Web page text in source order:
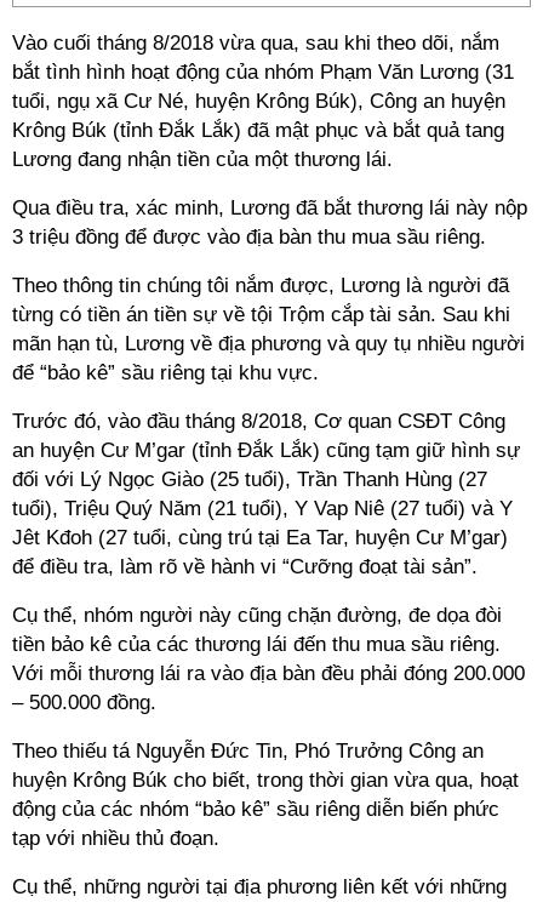
Vào cuối tháng 8/2018 vừa qua, sau khi theo dõi, nắm
bắt tình hình hoạt động của nhóm Phạm Văn Lương (31
tuổi, ngụ xã Cư Né, huyện Krông Búk), Công an huyện
Krông Búk (tỉnh Đắk Lắk) đã mật phục và bắt quả tang
Lương đang nhận tiền của một thương lái.
Qua điều tra, xác minh, Lương đã bắt thương lái này nộp
3 triệu đồng để được vào địa bàn thu mua sầu riêng.
Theo thông tin chúng tôi nắm được, Lương là người đã
từng có tiền án tiền sự về tội Trộm cắp tài sản. Sau khi
mãn hạn tù, Lương về địa phương và quy tụ nhiều người
để “bảo kê” sầu riêng tại khu vực.
Trước đó, vào đầu tháng 8/2018, Cơ quan CSĐT Công
an huyện Cư M’gar (tỉnh Đắk Lắk) cũng tạm giữ hình sự
đối với Lý Ngọc Giào (25 tuổi), Trần Thanh Hùng (27
tuổi), Triệu Quý Năm (21 tuổi), Y Vap Niê (27 tuổi) và Y
Jêt Kđoh (27 tuổi, cùng trú tại Ea Tar, huyện Cư M’gar)
để điều tra, làm rõ về hành vi “Cưỡng đoạt tài sản”.
Cụ thể, nhóm người này cũng chặn đường, đe dọa đòi
tiền bảo kê của các thương lái đến thu mua sầu riêng.
Với mỗi thương lái ra vào địa bàn đều phải đóng 200.000
– 500.000 đồng.
Theo thiếu tá Nguyễn Đức Tin, Phó Trưởng Công an
huyện Krông Búk cho biết, trong thời gian vừa qua, hoạt
động của các nhóm “bảo kê” sầu riêng diễn biến phức
tạp với nhiều thủ đoạn.
Cụ thể, những người tại địa phương liên kết với những